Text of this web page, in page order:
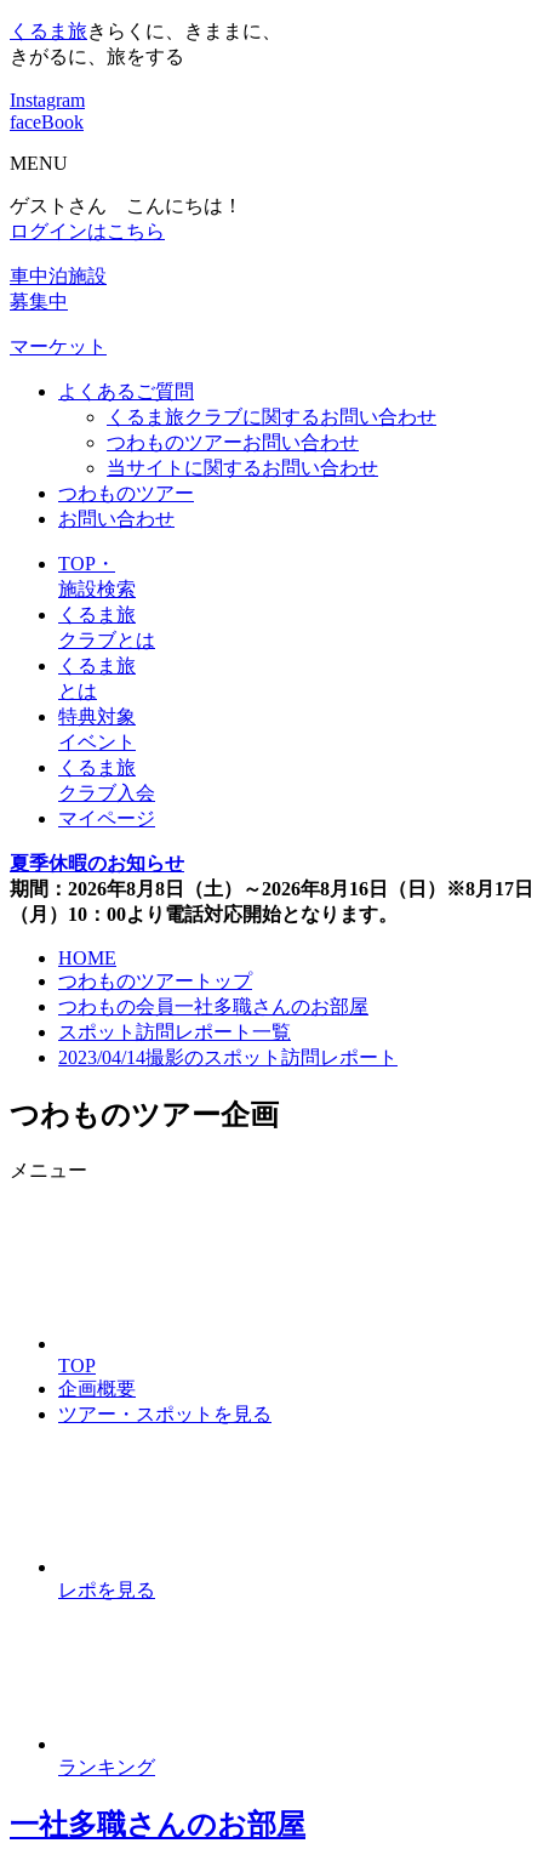
くるま旅きらくに、きままに、
きがるに、旅をする
Instagram
faceBook
MENU
ゲストさん こんにちは！
ログインはこちら
車中泊施設
募集中
マーケット
よくあるご質問
くるま旅クラブに関するお問い合わせ
つわものツアーお問い合わせ
当サイトに関するお問い合わせ
つわものツアー
お問い合わせ
TOP・
施設検索
くるま旅
クラブとは
くるま旅
とは
特典対象
イベント
くるま旅
クラブ入会
マイページ
夏季休暇のお知らせ
期間：2026年8月8日（土）～2026年8月16日（日）※8月17日
（月）10：00より電話対応開始となります。
HOME
つわものツアートップ
つわもの会員一社多職さんのお部屋
スポット訪問レポート一覧
2023/04/14撮影のスポット訪問レポート
つわものツアー企画
メニュー
TOP
企画概要
ツアー・スポットを見る
レポを見る
ランキング
一社多職さんのお部屋